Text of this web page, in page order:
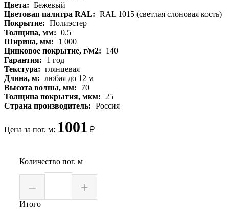
Цвета: Бежевый
Цветовая палитра RAL: RAL 1015 (светлая слоновая кость)
Покрытие: Полиэстер
Толщина, мм: 0.5
Ширина, мм:
1 000
Цинковое покрытие, г/м2:
140
Гарантия:
1 год
Текстура: глянцевая
Длина, м: любая до 12 м
Высота волны, мм:
70
Толщина покрытия, мкм: 25
Страна производитель: Россия
Цена за пог. м: 1001 ₽
Количество пог. м
– +
Итого